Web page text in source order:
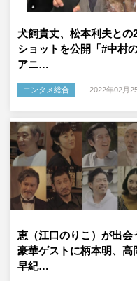
犬飼貴丈、松本利夫との
ショットを公開「#中村
アニ…
エンタメ総合 2022年02月
恵（江口のりこ）が出会
豪華ゲストに柄本明、高
早紀…